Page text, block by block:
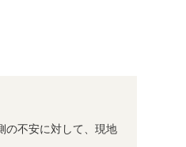
の不安に対して、現地